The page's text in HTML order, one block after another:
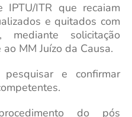
ITR que recaiam
e quitados com
solicitação
MM Juízo da Causa.
e confirmar
do pós